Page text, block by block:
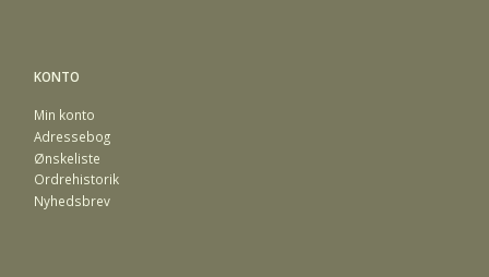
KONTO
Min konto
Adressebog
Ønskeliste
Ordrehistorik
Nyhedsbrev